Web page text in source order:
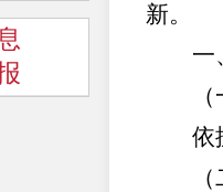
新。
一、
（一
依据
（二